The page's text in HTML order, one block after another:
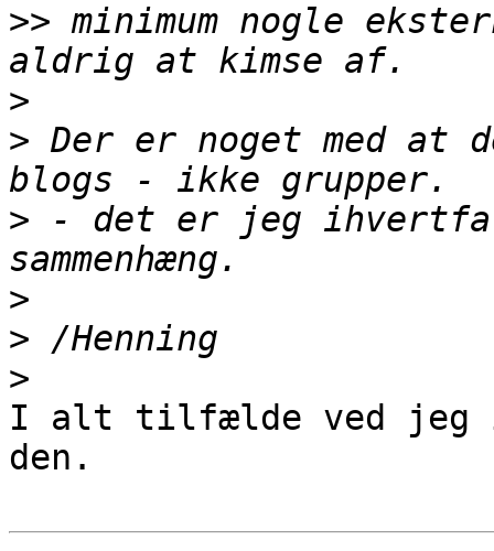
>> minimum nogle
>
> Der er noget med at
> - det er jeg
>
>
>
I alt tilfælde ved jeg
den.